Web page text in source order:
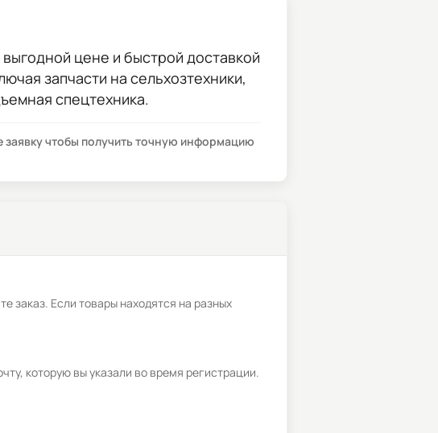
выгодной цене и быстрой доставкой
запчасти на сельхозтехники,
спецтехника.
чтобы получить точную информацию
заказ. Если товары находятся на разных
которую вы указали во время регистрации.